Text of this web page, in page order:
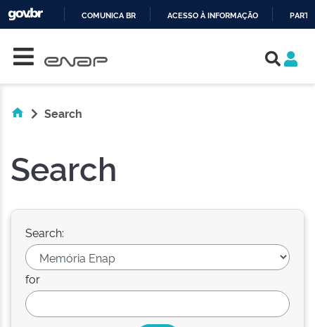
COMUNICA BR ACESSO À INFORMAÇÃO
Search
Search
Search:
for